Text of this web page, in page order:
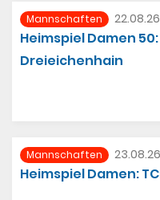
Mannschaften
Heimspiel Damen 50:
Dreieichenhain
Mannschaften
Heimspiel Damen: